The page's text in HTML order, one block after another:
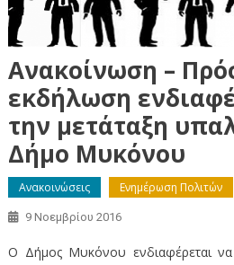
Ανακοίνωση –
εκδήλωση
την μετάταξη
Δήμο Μυκόνου
Ανακοινώσεις Ενημέρωση Πολιτών
9 Νοεμβρίου 2016
Ο Δήμος Μυκόνου ενδιαφέρεται να